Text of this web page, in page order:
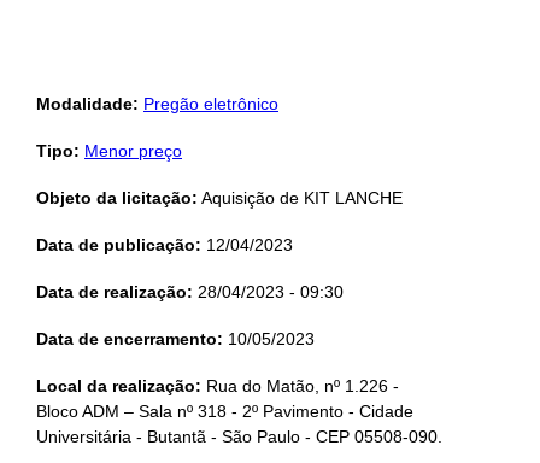
Modalidade: Pregão eletrônico
Tipo: Menor preço
Objeto da licitação: Aquisição de KIT LANCHE
Data de publicação: 12/04/2023
Data de realização: 28/04/2023 - 09:30
Data de encerramento: 10/05/2023
Local da realização: Rua do Matão, nº 1.226 -
Bloco ADM – Sala nº 318 - 2º Pavimento - Cidade
Universitária - Butantã - São Paulo - CEP 05508-090.